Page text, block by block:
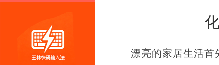
漂亮的家居生活